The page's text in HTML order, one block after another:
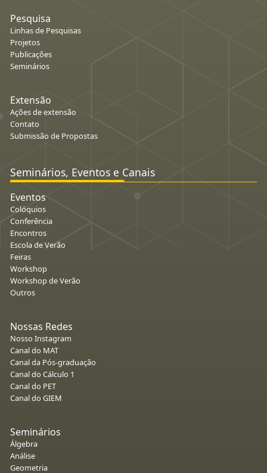
Pesquisa
Linhas de Pesquisas
Projetos
Publicações
Seminários
Extensão
Ações de extensão
Contato
Submissão de Propostas
Seminários, Eventos e Canais
Eventos
Colóquios
Conferência
Encontros
Escola de Verão
Feiras
Workshop
Workshop de Verão
Outros
Nossas Redes
Nosso Instagram
Canal do MAT
Canal da Pós-graduação
Canal do Cálculo 1
Canal do PET
Canal do GIEM
Seminários
Álgebra
Análise
Geometria